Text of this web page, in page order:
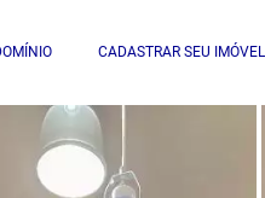
CADASTRAR SEU IMÓVEL